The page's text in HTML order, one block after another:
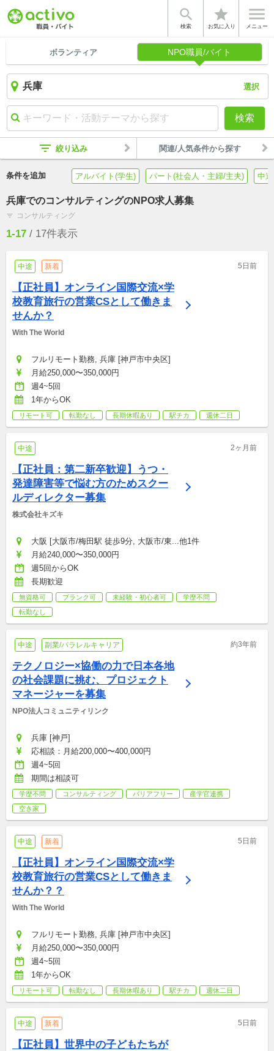

検索
star
お気に入り

メニュー
ボランティア NPO職員/バイト
選択
検索
filter_list 絞り込み 関連/人気条件から探す
条件を追加 アルバイト(学生) パート(社会人・主婦/主夫) 中
兵庫でのコンサルティングのNPO求人募集
filter_list コンサルティング
1-17 / 17件表示
中途 新着 5日前
【正社員】オンライン国際交流×学
校教育旅行の営業CSとして働きま
せんか？
With The World
フルリモート勤務, 兵庫 [神戸市中央区]
月給250,000〜350,000円
週4~5回
1年からOK
リモート可 転勤なし 長期休暇あり 駅チカ 週休二日
中途 2ヶ月前
【正社員：第二新卒歓迎】うつ・
発達障害等で悩む方のためスクー
ルディレクター募集
株式会社キズキ
大阪 [大阪市/梅田駅 徒歩9分, 大阪市/東...他1件
月給240,000〜350,000円
週5回からOK
長期歓迎
無資格可 ブランク可 未経験・初心者可
学歴不問
転勤なし
中途 副業/パラレルキャリア 約3年前
テクノロジー×協働の力で日本各地
の社会課題に挑む、プロジェクト
マネージャーを募集
NPO法人コミュニティリンク
兵庫 [神戸]
応相談：月給200,000〜400,000円
週4~5回
期間は相談可
学歴不問 コンサルティング バリアフリー
産学官連携
空き家
中途 新着 5日前
【正社員】オンライン国際交流×学
校教育旅行の営業CSとして働きま
せんか？？
With The World
フルリモート勤務, 兵庫 [神戸市中央区]
月給250,000〜350,000円
週4~5回
1年からOK
リモート可 転勤なし 長期休暇あり 駅チカ 週休二日
中途 新着 5日前
【正社員】世界中の子どもたちが